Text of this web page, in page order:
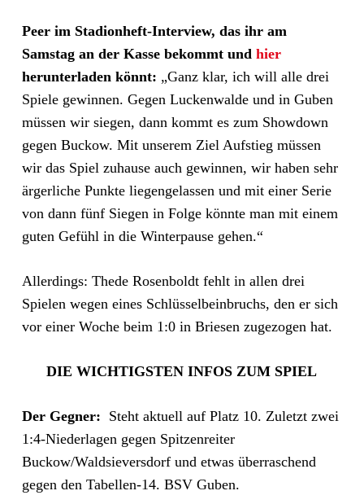
Peer im Stadionheft-Interview, das ihr am
Samstag an der Kasse bekommt und hier
herunterladen könnt: „Ganz klar, ich will alle drei
Spiele gewinnen. Gegen Luckenwalde und in Guben
müssen wir siegen, dann kommt es zum Showdown
gegen Buckow. Mit unserem Ziel Aufstieg müssen
wir das Spiel zuhause auch gewinnen, wir haben sehr
ärgerliche Punkte liegengelassen und mit einer Serie
von dann fünf Siegen in Folge könnte man mit einem
guten Gefühl in die Winterpause gehen.“
Allerdings: Thede Rosenboldt fehlt in allen drei
Spielen wegen eines Schlüsselbeinbruchs, den er sich
vor einer Woche beim 1:0 in Briesen zugezogen hat.
DIE WICHTIGSTEN INFOS ZUM SPIEL
Der Gegner: Steht aktuell auf Platz 10. Zuletzt zwei
1:4-Niederlagen gegen Spitzenreiter
Buckow/Waldsieversdorf und etwas überraschend
gegen den Tabellen-14. BSV Guben.